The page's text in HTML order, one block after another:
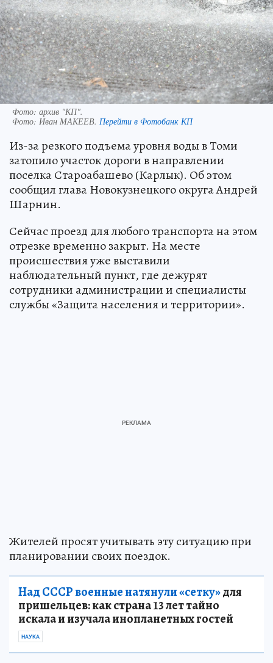
Фото: архив "КП".
Фото: Иван МАКЕЕВ. Перейти в Фотобанк КП
Из-за резкого подъема уровня воды в Томи
затопило участок дороги в направлении
поселка Староабашево (Карлык). Об этом
сообщил глава Новокузнецкого округа Андрей
Шарнин.
Сейчас проезд для любого транспорта на этом
отрезке временно закрыт. На месте
происшествия уже выставили
наблюдательный пункт, где дежурят
сотрудники администрации и специалисты
службы «Защита населения и территории».
Жителей просят учитывать эту ситуацию при
планировании своих поездок.
Над СССР военные натянули «сетку»для
пришельцев: как страна 13 лет тайно
искала и изучала инопланетных гостей
НАУКА